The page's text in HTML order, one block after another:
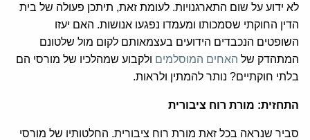
לא ידוע על שום התארגנויות. לעומת זאת, תיתכן פעולה של בית
הדין החוקתי שסמכותו ומעמדו נפגעו אנושות. האם יעזו
השופטים הנכבדים הידועים בעצמאותם לקום מול שלטונם
המתהדק של האחים המוסלמים ולקבוע שמהלכיו של מורסי הם
בלתי חוקתיים? נותר להמתין ולראות.
התחזית: מורת רוח ציבורית
סביר שנראה בכל זאת מורת רוח ציבורית. החלטותיו של מורסי